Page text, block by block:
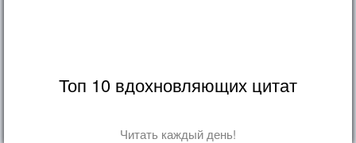
Топ 10 вдохновляющих цитат
Читать каждый день!